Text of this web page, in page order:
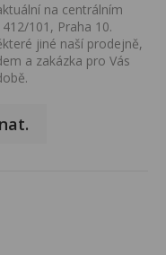
na centrálním
101, Praha 10.
jiné naší prodejně,
a zakázka pro Vás